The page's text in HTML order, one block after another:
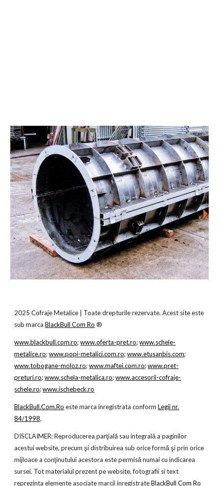
2025 Cofraje Metalice | Toate drepturile rezervate. Acest site este
sub marcaBlackBull Com Ro ®
www.blackbull.com.ro;www.oferta-pret.ro;www.schele-
metalice.ro;www.popi-metalici.com.ro;www.etusanbis.com;
www.tobogane-moloz.ro;www.maftei.com.ro;www.pret-
preturi.ro;www.schela-metalica.ro;www.accesorii-cofraje-
schele.ro;www.ischebeck.ro
BlackBull.Com.Ro este marca inregistrata conformLegii nr.
84/1998.
DISCLAIMER: Reproducerea parţială sau integrală a paginilor
acestui website, precum şi distribuirea sub orice formă şi prin orice
mijloace a conţinutului acestora este permisă numai cu indicarea
sursei. Tot materialul prezent pe website, fotografii si text
reprezinta elemente asociate marcii inregistrateBlackBull Com Ro